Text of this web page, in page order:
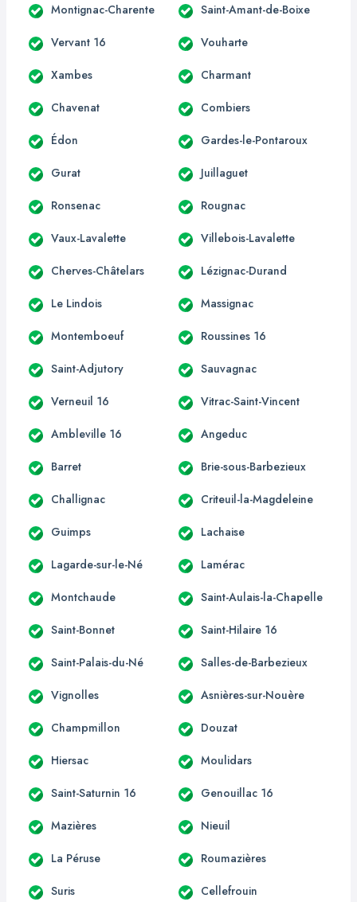
Montignac-Charente Saint-Amant-de-Boixe
Vervant 16 Vouharte
Xambes Charmant
Chavenat Combiers
Édon Gardes-le-Pontaroux
Gurat Juillaguet
Ronsenac Rougnac
Vaux-Lavalette Villebois-Lavalette
Cherves-Châtelars Lézignac-Durand
Le Lindois Massignac
Montemboeuf Roussines 16
Saint-Adjutory Sauvagnac
Verneuil 16 Vitrac-Saint-Vincent
Ambleville 16 Angeduc
Barret Brie-sous-Barbezieux
Challignac Criteuil-la-Magdeleine
Guimps Lachaise
Lagarde-sur-le-Né Lamérac
Montchaude Saint-Aulais-la-Chapelle
Saint-Bonnet Saint-Hilaire 16
Saint-Palais-du-Né Salles-de-Barbezieux
Vignolles Asnières-sur-Nouère
Champmillon Douzat
Hiersac Moulidars
Saint-Saturnin 16 Genouillac 16
Mazières Nieuil
La Péruse Roumazières
Suris Cellefrouin